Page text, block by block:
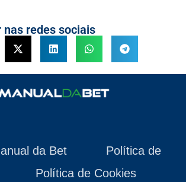
redes sociais
da Bet
Política de
Política de Cookies